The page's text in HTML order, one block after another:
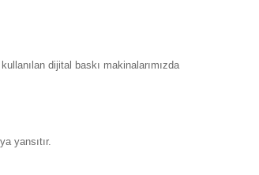
dijital baskı makinalarımızda
yansıtır.